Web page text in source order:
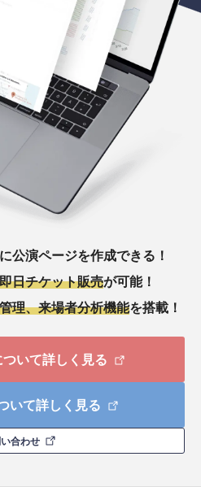
公演ページを作成できる！
即日チケット販売が可能！
理、来場者分析機能を搭載！
いて詳しく見る
いて詳しく見る
合わせ